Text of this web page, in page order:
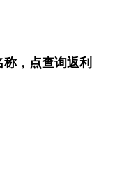
，点查询返利